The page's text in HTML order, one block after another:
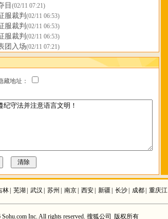
目 (02/11 07:21)
服裁判 (02/11 06:53)
服裁判 (02/11 06:53)
服裁判 (02/11 06:53)
团入场(02/11 07:21)
藏地址：
林 芜湖 武汉 苏州 南京 西安 新疆 长沙 成都 重庆江
Inc. All rights reserved. 搜狐公司 版权所有